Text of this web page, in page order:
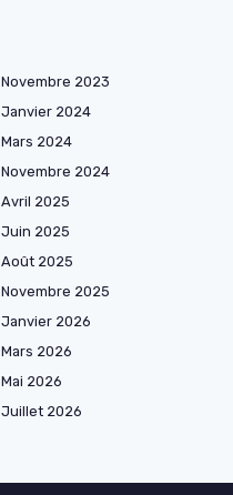
Novembre 2023
Janvier 2024
Mars 2024
Novembre 2024
Avril 2025
Juin 2025
Août 2025
Novembre 2025
Janvier 2026
Mars 2026
Mai 2026
Juillet 2026